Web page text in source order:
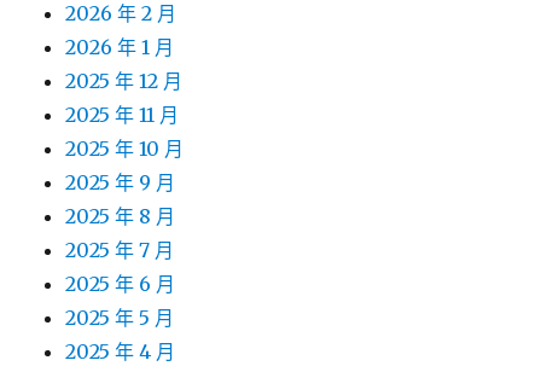
2026 年 2 月
2026 年 1 月
2025 年 12 月
2025 年 11 月
2025 年 10 月
2025 年 9 月
2025 年 8 月
2025 年 7 月
2025 年 6 月
2025 年 5 月
2025 年 4 月